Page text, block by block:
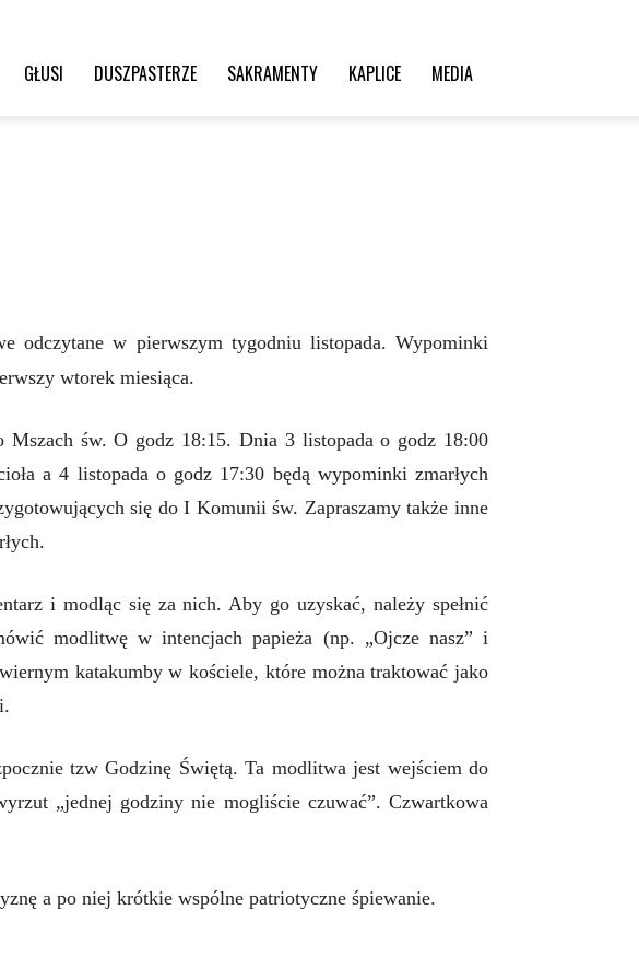
GŁUSI DUSZPASTERZE SAKRAMENTY KAPLICE MEDIA
odczytane w pierwszym tygodniu listopada. Wypominki
wtorek miesiąca.
św. O godz 18:15. Dnia 3 listopada o godz 18:00
a 4 listopada o godz 17:30 będą wypominki zmarłych
się do I Komunii św. Zapraszamy także inne
i modląc się za nich. Aby go uzyskać, należy spełnić
modlitwę w intencjach papieża (np. „Ojcze nasz” i
katakumby w kościele, które można traktować jako
tzw Godzinę Świętą. Ta modlitwa jest wejściem do
„jednej godziny nie mogliście czuwać”. Czwartkowa
a po niej krótkie wspólne patriotyczne śpiewanie.